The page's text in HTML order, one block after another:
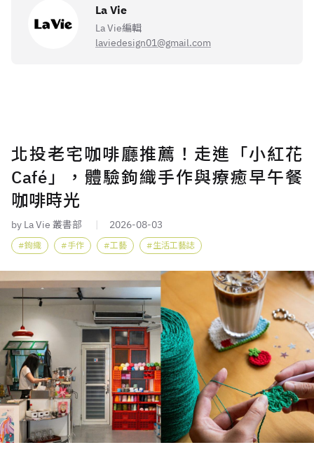
La Vie
La Vie編輯
laviedesign01@gmail.com
北投老宅咖啡廳推薦！走進「小紅花
Café」，體驗鉤織手作與療癒早午餐
咖啡時光
by La Vie 叢書部 2026-08-03
鉤織 手作 工藝 生活工藝誌